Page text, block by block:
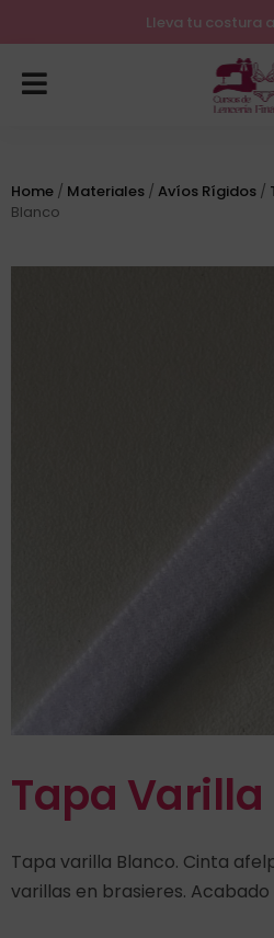
Lleva tu costura
Home / Materiales / Avíos Rígidos /
Blanco
Tapa
Tapa varilla Blanco. Cinta
varillas en brasieres.